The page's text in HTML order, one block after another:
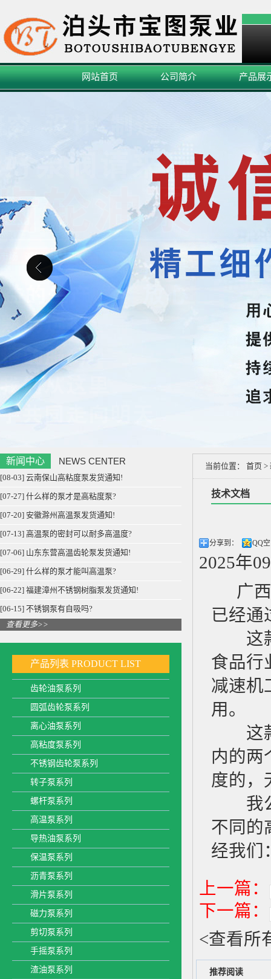
网站首页 公司简介 产品展
新闻中心 NEWS CENTER
[08-03] 云南保山高粘度泵发货通知!
[07-27] 什么样的泵才是高粘度泵?
[07-20] 安徽滁州高温泵发货通知!
[07-13] 高温泵的密封可以耐多高温度?
[07-06] 山东东营高温齿轮泵发货通知!
[06-29] 什么样的泵才能叫高温泵?
[06-22] 福建漳州不锈钢树脂泵发货通知!
[06-15] 不锈钢泵有自吸吗?
查看更多>>
产品列表 PRODUCT LIST
齿轮油泵系列
圆弧齿轮泵系列
离心油泵系列
高粘度泵系列
不锈钢齿轮泵系列
转子泵系列
螺杆泵系列
高温泵系列
导热油泵系列
保温泵系列
沥青泵系列
滑片泵系列
磁力泵系列
剪切泵系列
手摇泵系列
渣油泵系列
当前位置： 首页 >
技术文档
分享到： QQ
2025年
广西
已经通
这款
食品行
减速机
用。
这款
内的两
度的，
我公
不同的
经我们
上一篇：
下一篇：
<查看所
推荐阅读